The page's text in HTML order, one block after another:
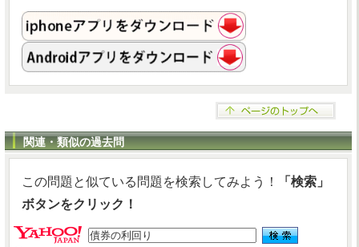
関連・類似の過去問
この問題と似ている問題を検索してみよう！
「検索」
ボタンをクリック！